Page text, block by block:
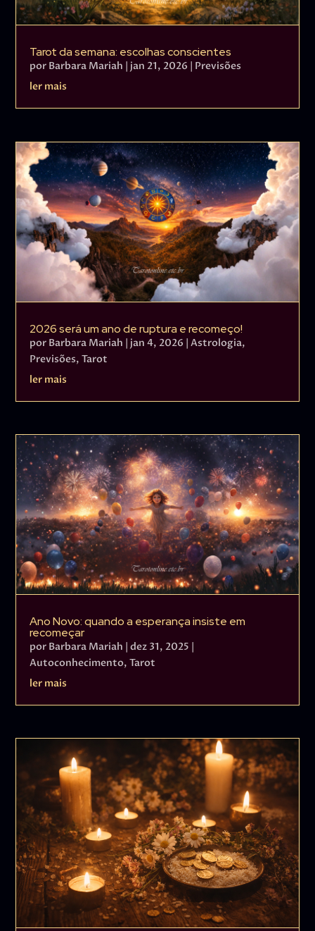
Tarot da semana: escolhas conscientes
por Barbara Mariah jan 21, 2026
Previsões
ler mais
2026 será um ano de ruptura e recomeço!
por Barbara Mariah | jan 4, 2026 |Astrologia,
Previsões,Tarot
ler mais
Ano Novo: quando a esperança insiste em
recomeçar
por Barbara Mariah |dez 31, 2025 |
Autoconhecimento,Tarot
ler mais